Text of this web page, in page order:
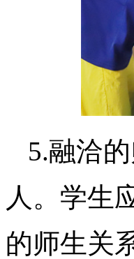
5.融洽
人。学生
的师生关